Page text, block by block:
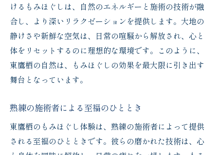
心地よい静けさと共にリフレッシュ
自然に包まれる贅沢な癒し時間
心の平穏を取り戻すための環境
都市からの解放と自然との調和
贅沢な静寂の中で心身を休める
東鷹栖の大地が提供する心身の癒しもみほぐし
心身を癒す施術の特別な魅力
大地のエネルギーを感じる施術
けるもみほぐしは、自然のエネルギーと施術の技術が融
合し、より深いリラクゼーションを提供します。大地の
静けさや新鮮な空気は、日常の喧騒から解放され、心と
体をリセットするのに理想的な環境です。このように、
東鷹栖の自然は、もみほぐしの効果を最大限に引き出す
舞台となっています。
熟練の施術者による至福のひととき
東鷹栖のもみほぐし体験は、熟練の施術者によって提供
される至福のひとときです。彼らの磨かれた技術は、心